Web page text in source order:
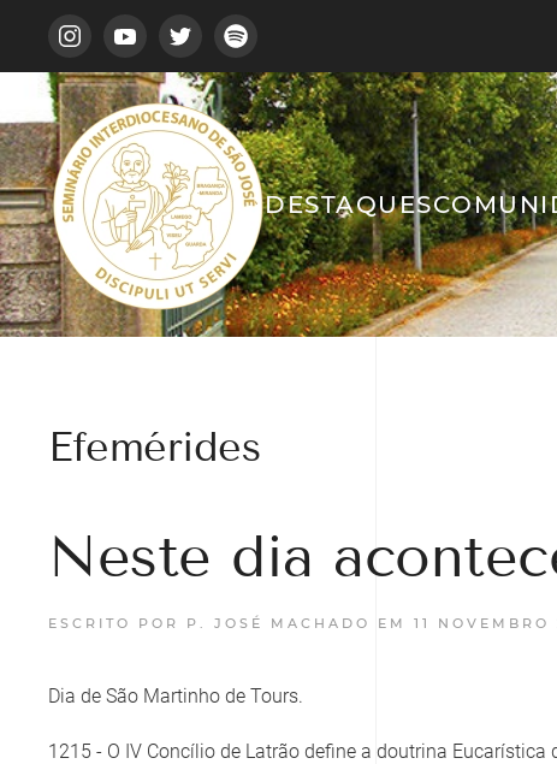
DESTAQUES
Efemérides
Neste dia
ESCRITO POR P. JOSÉ MACHADO EM 11 NOVEMBRO
Dia de São Martinho de Tours.
1215 - O IV Concílio de Latrão define a doutrina Eucarística